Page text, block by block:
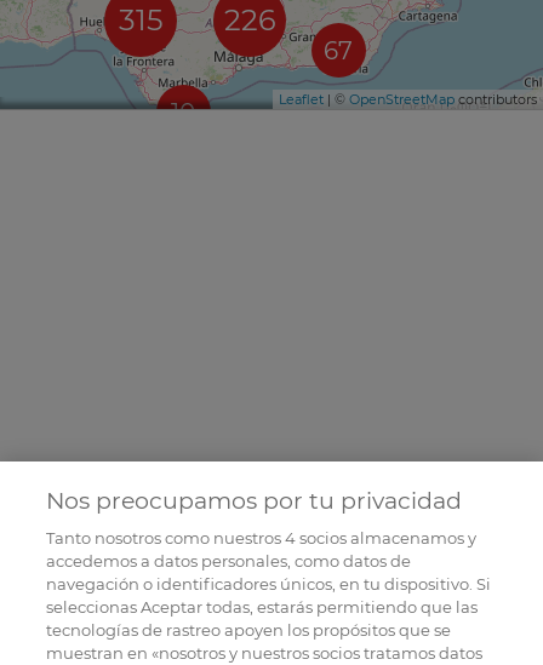
10
226
315
67
Leaflet | © OpenStreetMap contributors
Nos preocupamos por tu privacidad
Tanto nosotros como nuestros4socios almacenamos y
accedemos a datos personales, como datos de
navegación o identificadores únicos, en tu dispositivo. Si
seleccionas Aceptar todas, estarás permitiendo que las
tecnologías de rastreo apoyen los propósitos que se
muestran en «nosotros y nuestros socios tratamos datos